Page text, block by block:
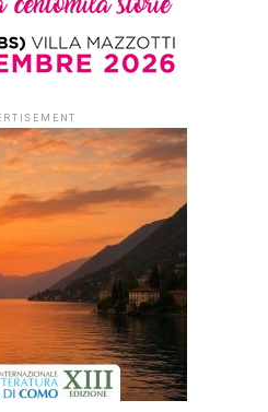
Felici Editore, nella
collana “arte e
psicologia”, il nuovo libro
di Maura Sgarro
Le opere d’arte sono
prodotte dal “mondo
interno” dei loro creatori,
in interazione con il
“mondo esterno”, nei suoi
vari aspetti. A loro volta,